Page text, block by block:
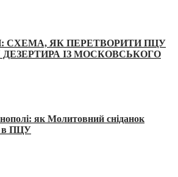
СХЕМА, ЯК ПЕРЕТВОРИТИ ПЦУ
ІЗ МОСКОВСЬКОГО
як Молитовний сніданок
в ПЦУ